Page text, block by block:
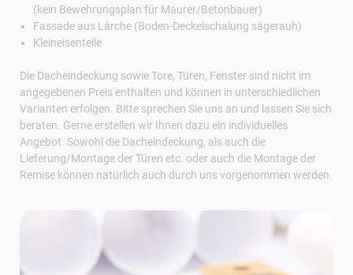
(kein Bewehrungsplan für Maurer/Betonbauer)
Fassade aus Lärche (Boden-Deckelschalung sägerauh)
Kleineisenteile
Die Dacheindeckung sowie Tore, Türen, Fenster sind nicht im
angegebenen Preis enthalten und können in unterschiedlichen
Varianten erfolgen. Bitte sprechen Sie uns an und lassen Sie sich
beraten. Gerne erstellen wir Ihnen dazu ein individuelles
Angebot. Sowohl die Dacheindeckung, als auch die
Lieferung/Montage der Türen etc. oder auch die Montage der
Remise können natürlich auch durch uns vorgenommen werden.